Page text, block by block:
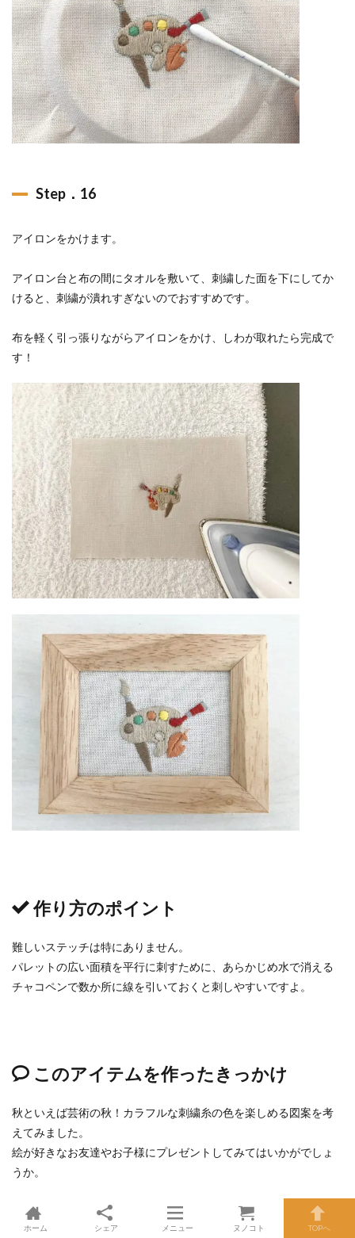
Step．16
アイロンをかけます。
アイロン台と布の間にタオルを敷いて、刺繍した面を下にしてか
けると、刺繍が潰れすぎないのでおすすめです。
布を軽く引っ張りながらアイロンをかけ、しわが取れたら完成で
す！
作り方のポイント
難しいステッチは特にありません。
パレットの広い面積を平行に刺すために、あらかじめ水で消える
チャコペンで数か所に線を引いておくと刺しやすいですよ。
このアイテムを作ったきっかけ
秋といえば芸術の秋！カラフルな刺繍糸の色を楽しめる図案を考
えてみました。
絵が好きなお友達やお子様にプレゼントしてみてはいかがでしょ
うか。
図案のダウンロードはこちら＞＞
※A4で印刷してご利用ください
ホーム シェア メニュー ヌノコト TOPへ